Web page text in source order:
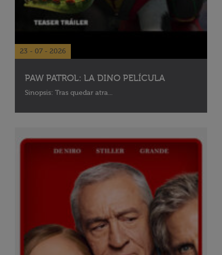
23 - 07 - 2026
PAW PATROL: LA DINO PELÍCULA
Sinopsis: Tras quedar atra...